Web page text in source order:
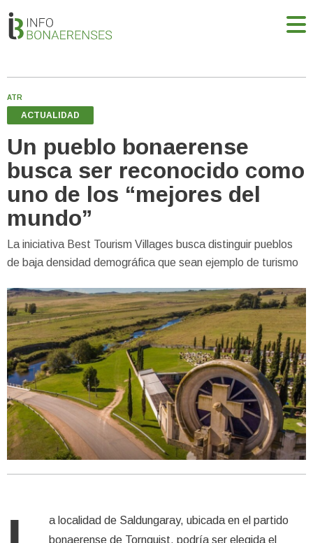
ATR
ACTUALIDAD
Un pueblo bonaerense
busca ser reconocido como
uno de los “mejores del
mundo”
La iniciativa Best Tourism Villages busca distinguir pueblos
de baja densidad demográfica que sean ejemplo de turismo
a localidad de Saldungaray, ubicada en el partido
bonaerense de Tornquist, podría ser elegida el